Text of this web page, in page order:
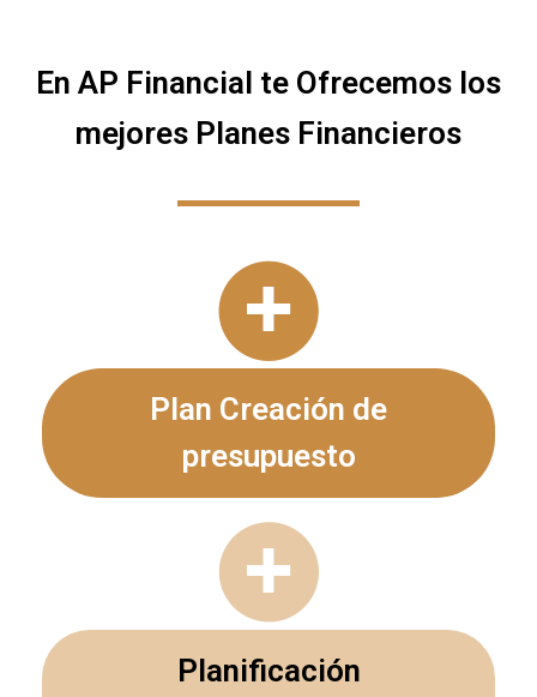
En AP Financial te Ofrecemos los
mejores Planes Financieros
Plan Creación de
presupuesto
Planificación